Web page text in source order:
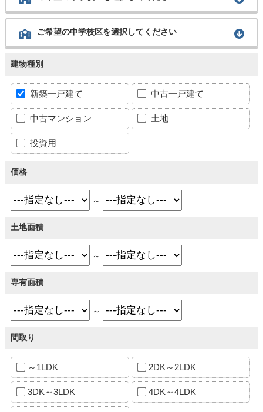
ご希望の中学校区を選択してください
建物種別
新築一戸建て 中古一戸建て
中古マンション 土地
投資用
価格
～
土地面積
～
専有面積
～
間取り
～1LDK 2DK～2LDK
3DK～3LDK 4DK～4LDK